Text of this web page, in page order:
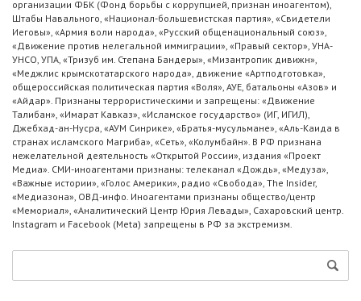
организации ФБК (Фонд борьбы с коррупцией, признан иноагентом),
Штабы Навального, «Национал-большевистская партия», «Свидетели
Иеговы», «Армия воли народа», «Русский общенациональный союз»,
«Движение против нелегальной иммиграции», «Правый сектор», УНА-
УНСО, УПА, «Тризуб им. Степана Бандеры», «Мизантропик дивижн»,
«Меджлис крымскотатарского народа», движение «Артподготовка»,
общероссийская политическая партия «Воля», АУЕ, батальоны «Азов» и
«Айдар». Признаны террористическими и запрещены: «Движение
Талибан», «Имарат Кавказ», «Исламское государство» (ИГ, ИГИЛ),
Джебхад-ан-Нусра, «АУМ Синрике», «Братья-мусульмане», «Аль-Каида в
странах исламского Магриба», «Сеть», «Колумбайн». В РФ признана
нежелательной деятельность «Открытой России», издания «Проект
Медиа». СМИ-иноагентами признаны: телеканал «Дождь», «Медуза»,
«Важные истории», «Голос Америки», радио «Свобода», The Insider,
«Медиазона», ОВД-инфо. Иноагентами признаны общество/центр
«Мемориал», «Аналитический Центр Юрия Левады», Сахаровский центр.
Instagram и Facebook (Metа) запрещены в РФ за экстремизм.